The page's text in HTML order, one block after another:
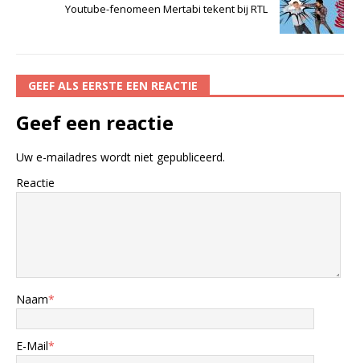
Youtube-fenomeen Mertabi tekent bij RTL
GEEF ALS EERSTE EEN REACTIE
Geef een reactie
Uw e-mailadres wordt niet gepubliceerd.
Reactie
Naam*
E-Mail*